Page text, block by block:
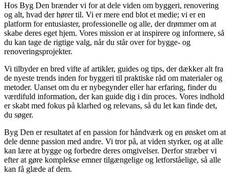
Hos Byg Den brænder vi for at dele viden om byggeri, renovering
og alt, hvad der hører til. Vi er mere end blot et medie; vi er en
platform for entusiaster, professionelle og alle, der drømmer om at
skabe deres eget hjem. Vores mission er at inspirere og informere, så
du kan tage de rigtige valg, når du står over for bygge- og
renoveringsprojekter.
Vi tilbyder en bred vifte af artikler, guides og tips, der dækker alt fra
de nyeste trends inden for byggeri til praktiske råd om materialer og
metoder. Uanset om du er nybegynder eller har erfaring, finder du
værdifuld information, der kan guide dig i din proces. Vores indhold
er skabt med fokus på klarhed og relevans, så du let kan finde det,
du søger.
Byg Den er resultatet af en passion for håndværk og en ønsket om at
dele denne passion med andre. Vi tror på, at viden styrker, og at alle
kan lære at bygge og forbedre deres omgivelser. Derfor stræber vi
efter at gøre komplekse emner tilgængelige og letforståelige, så alle
kan få glæde af dem.